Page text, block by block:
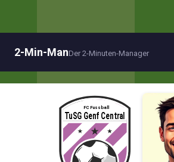
2-Min-ManDer 2-Minuten-Manager